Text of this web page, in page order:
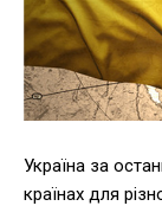
Україна за
країнах для